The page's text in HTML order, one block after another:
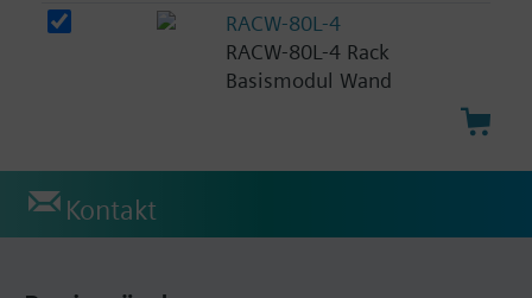
RACW-80L-4
RACW-80L-4 Rack
Basismodul Wand
Kontakt